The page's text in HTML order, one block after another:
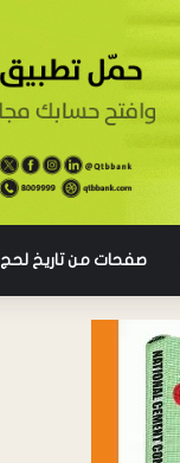
صفحات من تاريخ لحج